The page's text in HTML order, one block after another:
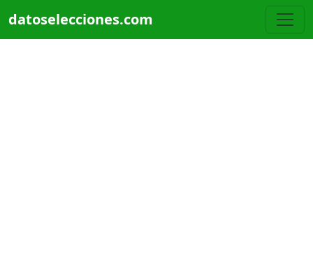
datoselecciones.com